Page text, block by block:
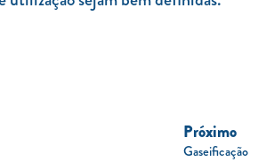
Próximo
Gaseificação